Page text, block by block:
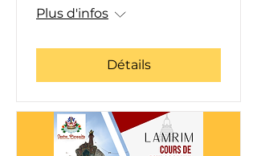
Plus d'infos
Détails